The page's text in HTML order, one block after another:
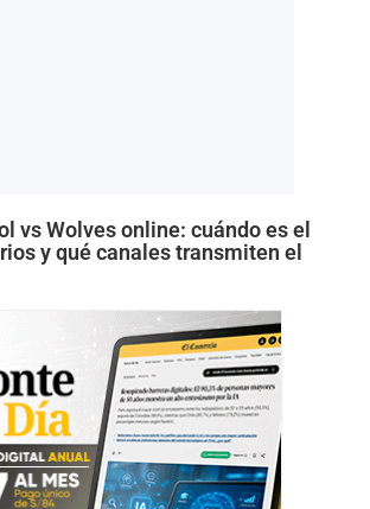
vs Wolves online: cuándo es el
y qué canales transmiten el